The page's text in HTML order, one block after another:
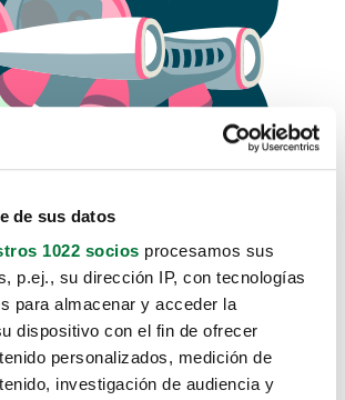
de sus datos
1022 socios procesamos sus
p.ej., su dirección IP, con tecnologías
para almacenar y acceder la
dispositivo con el fin de ofrecer
personalizados, medición de
investigación de audiencia y
no sabemos como
traido hasta aquí.